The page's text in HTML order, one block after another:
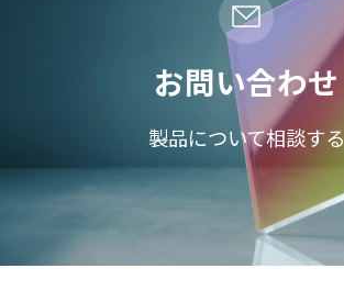
お問い合わせ
製品について相談する